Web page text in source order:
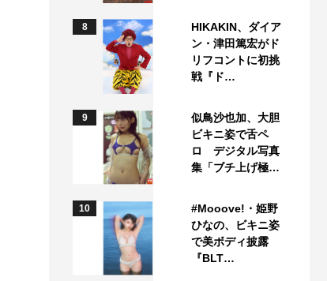
8
HIKAKIN、ダイア
ン・津田篤宏がド
リフコントに初挑
戦『ド…
9
似鳥沙也加、大胆
ビキニ姿で舌ペ
ロ デジタル写真
集「ブチ上げ極…
10
#Mooove!・姫野
ひなの、ビキニ姿
で美ボディ披露
『BLT…